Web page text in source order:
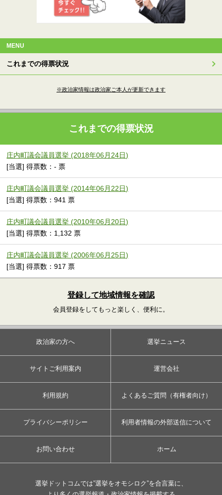
MENU
これまでの得票状況
※政治家情報は政治家ご本人が更新できます
これまでの得票状況
庄内町議会議員選挙 (2018年06月24日)
[当選] 得票数：- 票
庄内町議会議員選挙 (2014年06月22日)
[当選] 得票数：941 票
庄内町議会議員選挙 (2010年06月20日)
[当選] 得票数：1,132 票
庄内町議会議員選挙 (2006年06月25日)
[当選] 得票数：917 票
登録して地域情報を確認
会員登録をしてもっと楽しく、便利に。
政治家の方へ 選挙ニュース
サイトご利用案内 運営会社
利用規約 よくあるご質問（有権者向け）
プライバシーポリシー 利用者情報の外部送信について
お問い合わせ ホーム
選挙ドットコムでは”選挙をオモシロク”を合言葉に、